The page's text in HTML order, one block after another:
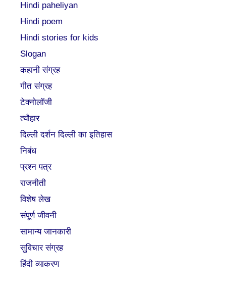
Hindi paheliyan
Hindi poem
Hindi stories for kids
Slogan
कहानी संग्रह
गीत संग्रह
टेक्नोलॉजी
त्यौहार
दिल्ली दर्शन दिल्ली का इतिहास
निबंध
प्रश्न पत्र
राजनीती
विशेष लेख
संपूर्ण जीवनी
सामान्य जानकारी
सुविचार संग्रह
हिंदी व्याकरण